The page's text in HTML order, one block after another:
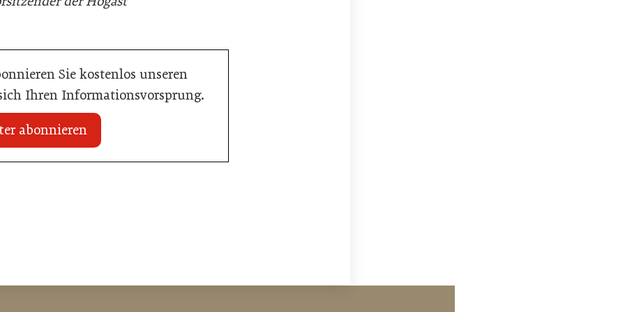
Sie kostenlos unseren
Ihren Informationsvorsprung.
abonnieren